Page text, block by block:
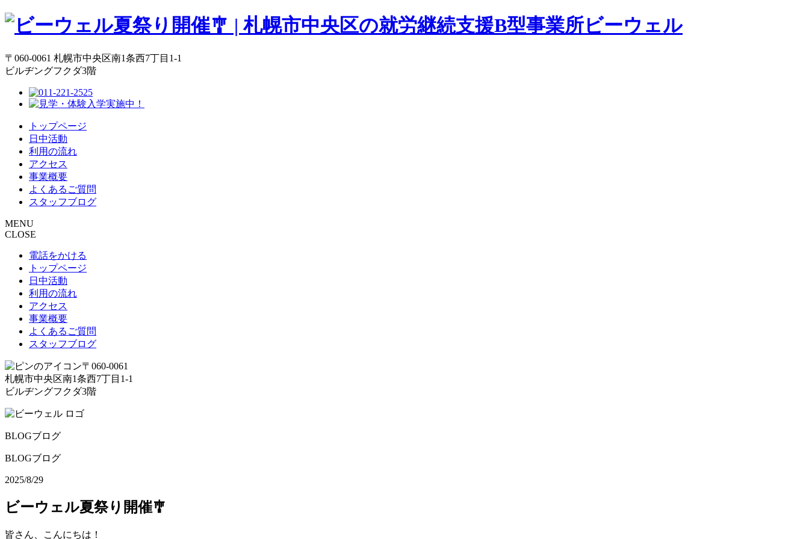
〒060-0061 札幌市中央区南1条西7丁目1-1
ビルヂングフクダ3階
トップページ
日中活動
利用の流れ
アクセス
事業概要
よくあるご質問
スタッフブログ
MENU
CLOSE
電話をかける
トップページ
日中活動
利用の流れ
アクセス
事業概要
よくあるご質問
スタッフブログ
〒060-0061
札幌市中央区南1条西7丁目1-1
ビルヂングフクダ3階
BLOGブログ
BLOGブログ
2025/8/29
ビーウェル夏祭り開催🎐
皆さん、こんにちは！